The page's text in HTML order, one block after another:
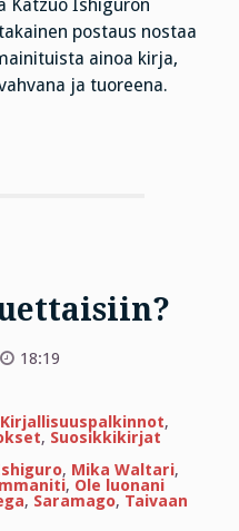
Katzuo Ishiguron
postaus nostaa
ainoa kirja,
ja tuoreena.
18:19
Kirjallisuuspalkinnot,
, Suosikkikirjat
, Mika Waltari,
, Ole luonani
, Saramago, Taivaan